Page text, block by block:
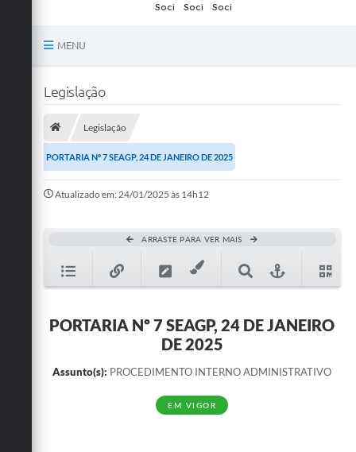
MENU
Publicações
A Prefeitura
Ouvidoria
Legislação
Legislação
Legislação
PORTARIA Nº 7 SEAGP, 24 DE JANEIRO DE 2025
Atualizado em: 24/01/2025 às 14h12
ARRASTE PARA VER MAIS
PORTARIA Nº 7 SEAGP, 24 DE JANEIRO
DE 2025
Assunto(s): PROCEDIMENTO INTERNO ADMINISTRATIVO
EM VIGOR